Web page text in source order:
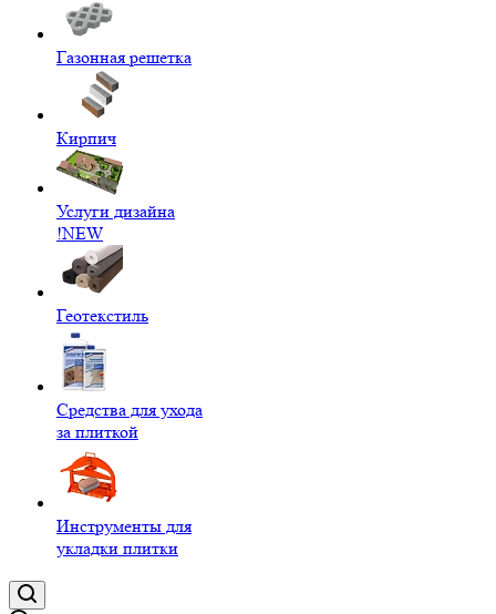
Газонная решетка
Кирпич
Услуги дизайна
!NEW
Геотекстиль
Средства для ухода
за плиткой
Инструменты для
укладки плитки